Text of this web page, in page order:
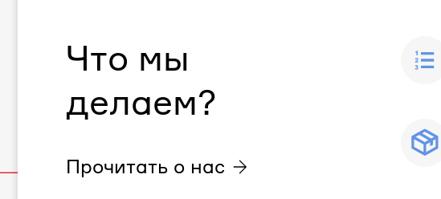
Что мы
делаем?
Прочитать о нас